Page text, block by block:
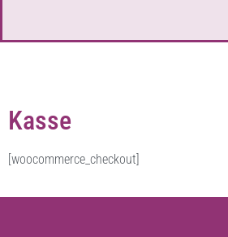
Kasse
[woocommerce_checkout]